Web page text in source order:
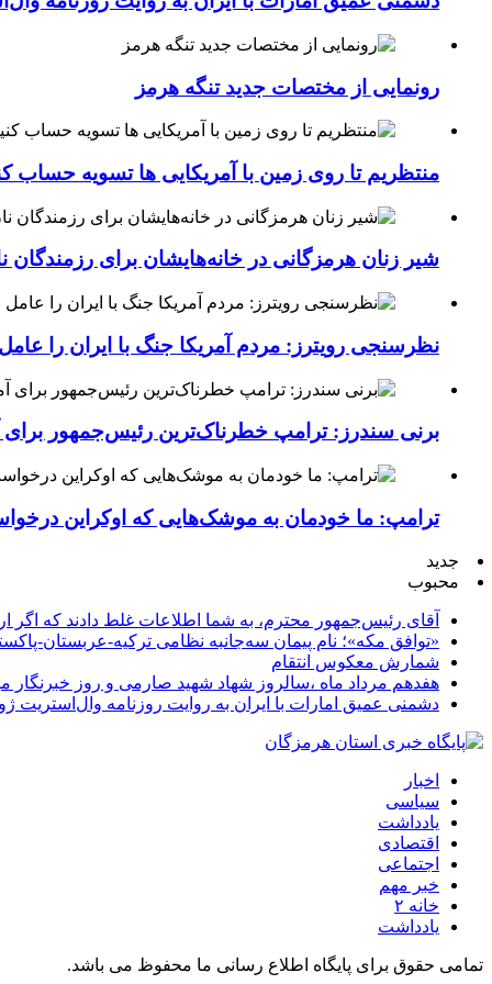
رونمایی از مختصات جدید تنگه هرمز
منتظریم تا روی زمین با آمریکایی ها تسویه حساب
شیر زنان هرمزگانی در خانه‌هایشان برای
نظرسنجی رویترز: مردم آمریکا جنگ با ایران را
برنی سندرز: ترامپ خطرناک‌ترین رئیس‌جمهور
ترامپ: ما خودمان به موشک‌هایی که اوکراین
جدید
محبوب
آقای رئیس‌جمهور محترم، به شما اطلاعات غلط دادند که
«توافق مکه»؛ نام پیمان سه‌جانبه نظامی ترکیه-عربستان-
شمارش معکوس انتقام
هفدهم مرداد ماه ،سالروز شهاد شهید صارمی و روز خبرنگار
دشمنی عمیق امارات با ایران به روایت روزنامه وال‌استریت
اخبار
سیاسی
یادداشت
اقتصادی
اجتماعی
خبر مهم
خانه ۲
یادداشت
تمامی حقوق برای پایگاه اطلاع رسانی ما محفوظ می باشد.